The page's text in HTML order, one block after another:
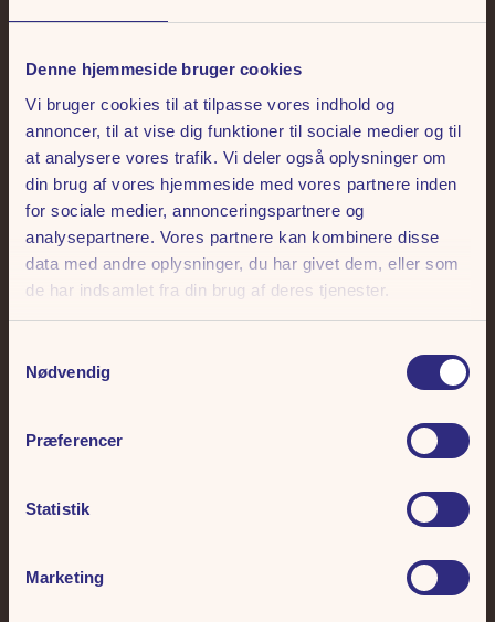
Denne hjemmeside bruger cookies
Vi bruger cookies til at tilpasse vores indhold og
annoncer, til at vise dig funktioner til sociale medier og til
at analysere vores trafik. Vi deler også oplysninger om
din brug af vores hjemmeside med vores partnere inden
for sociale medier, annonceringspartnere og
analysepartnere. Vores partnere kan kombinere disse
data med andre oplysninger, du har givet dem, eller som
de har indsamlet fra din brug af deres tjenester.
Nødvendig
Præferencer
Statistik
Marketing
+45 86 14 73 00
tivoli@friheden.dk
Frihedens Nyhedsbrev
Skriv dig op til vores nyhedsbrev. Hver måned udtrækker vi 3 x 2
sæsonkort Deluxe til Tivoli Friheden.
umage, ellers kan du altid afmelde dig i bunden af hver eneste mail. Læs mere i vores